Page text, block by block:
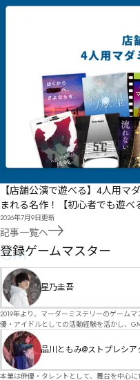
【店舗公演で遊べる】4人用マ
まれる名作！【初心者でも遊べ
2026年7月9日更新
記事一覧へ
GM
登録ゲームマスター
星乃圭吾
2019年より、マーダーミステリーのゲームマス
優・アイドルとしての活動経験を活かし、
ら、お客様に物語の世界へ入り込んでいただく
身でも作品制作を行っているので、作家さ
品の魅力をお客様に届けられるような公演を心がけています。 参加
ディングを迎えるのか、どんな物語が生ま
に大好きです！ 対応可能作品は、オフライン（対面）作品のみとなります。 得意分野をひとつ挙げ
品川ともみ@ストプレシ
本業は俳優・タレントとして、舞台を中心にTV、CMな